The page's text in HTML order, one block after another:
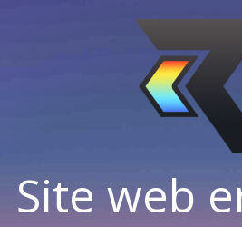
Site web